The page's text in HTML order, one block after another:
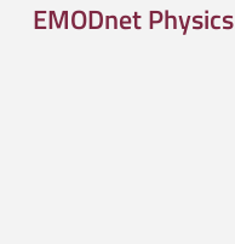
EMODnet Physics